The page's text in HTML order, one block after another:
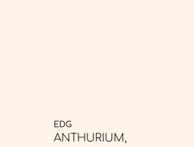
EDG
ANTHURIUM,